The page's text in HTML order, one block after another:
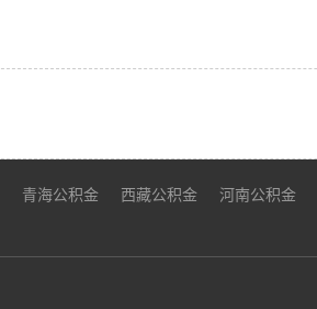
青海公积金 西藏公积金 河南公积金